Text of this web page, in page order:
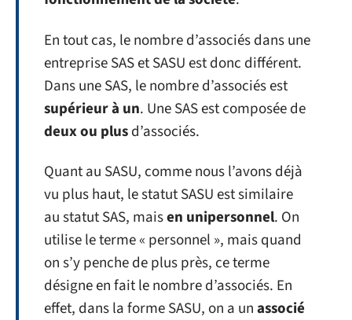
En tout cas, le nombre d’associés dans une
entreprise SAS et SASU est donc différent.
Dans une SAS, le nombre d’associés est
supérieur à un. Une SAS est composée de
deux ou plusd’associés.
Quant au SASU, comme nous l’avons déjà
vu plus haut, le statut SASU est similaire
au statut SAS, maisen unipersonnel. On
utilise le terme « personnel », mais quand
on s’y penche de plus près, ce terme
désigne en fait le nombre d’associés. En
effet, dans la forme SASU, on a unassocié